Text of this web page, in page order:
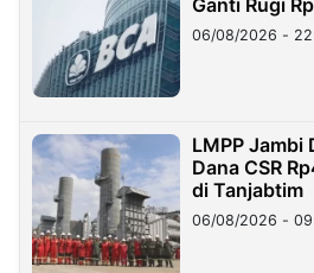
Ganti Rugi
06/08/2026 -
LMPP Jambi
Dana CSR
di Tanjabtim
06/08/2026 -